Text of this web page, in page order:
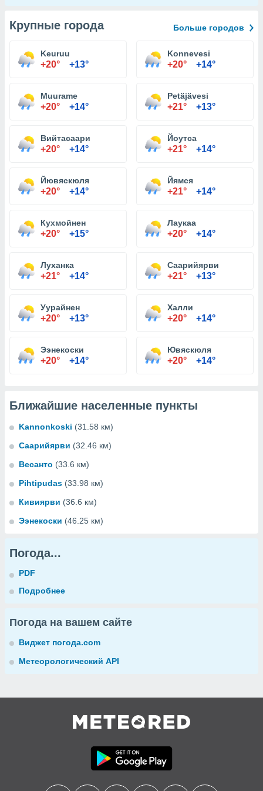
Крупные города Больше городов
Keuruu
+20° +13°
Konnevesi
+20° +14°
Muurame
+20° +14°
Petäjävesi
+21° +13°
Вийтасаари
+20° +14°
Йоутса
+21° +14°
Йювяскюля
+20° +14°
Йямся
+21° +14°
Кухмойнен
+20° +15°
Лаукаа
+20° +14°
Луханка
+21° +14°
Саарийярви
+21° +13°
Уурайнен
+20° +13°
Халли
+20° +14°
Ээнекоски
+20° +14°
Ювяскюля
+20° +14°
Ближайшие населенные пункты
Kannonkoski (31.58 км)
Саарийярви (32.46 км)
Весанто (33.6 км)
Pihtipudas (33.98 км)
Кивиярви (36.6 км)
Ээнекоски (46.25 км)
Погода...
PDF
Подробнее
Погода на вашем сайте
Виджет погода.com
Метеорологический API